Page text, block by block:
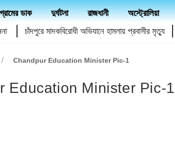
ডাক দুর্ঘটনা রাজধানী অস্ট্রোলিয়া
চাঁদপুরে মাদকবিরোধী অভিযানে হামলায় প্রবাসীর মৃত্যু
Chandpur Education Minister Pic-1
Education Minister Pic-1